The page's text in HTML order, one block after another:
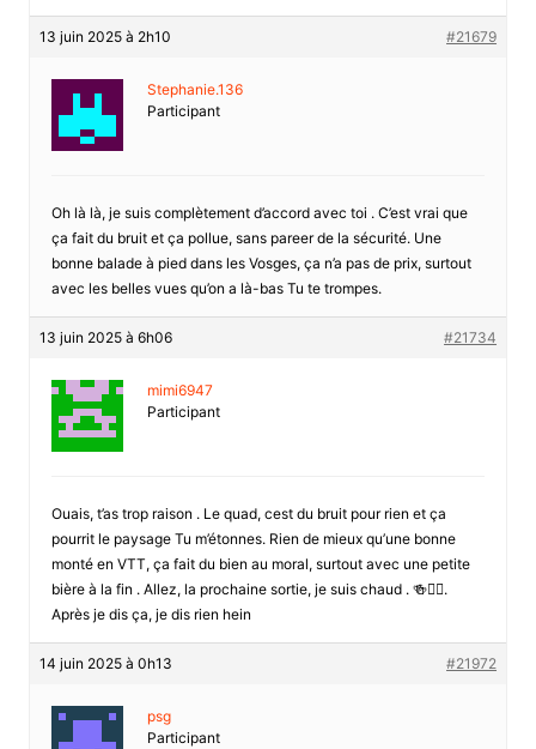
13 juin 2025 à 2h10 #21679
Stephanie.136
Participant
Oh là là, je suis complètement d’accord avec toi . C’est vrai que
ça fait du bruit et ça pollue, sans pareer de la sécurité. Une
bonne balade à pied dans les Vosges, ça n’a pas de prix, surtout
avec les belles vues qu’on a là-bas Tu te trompes.
13 juin 2025 à 6h06 #21734
mimi6947
Participant
Ouais, t’as trop raison . Le quad, cest du bruit pour rien et ça
pourrit le paysage Tu m’étonnes. Rien de mieux qu’une bonne
monté en VTT, ça fait du bien au moral, surtout avec une petite
bière à la fin . Allez, la prochaine sortie, je suis chaud . 🍻🚴‍♂️.
Après je dis ça, je dis rien hein
14 juin 2025 à 0h13 #21972
psg
Participant